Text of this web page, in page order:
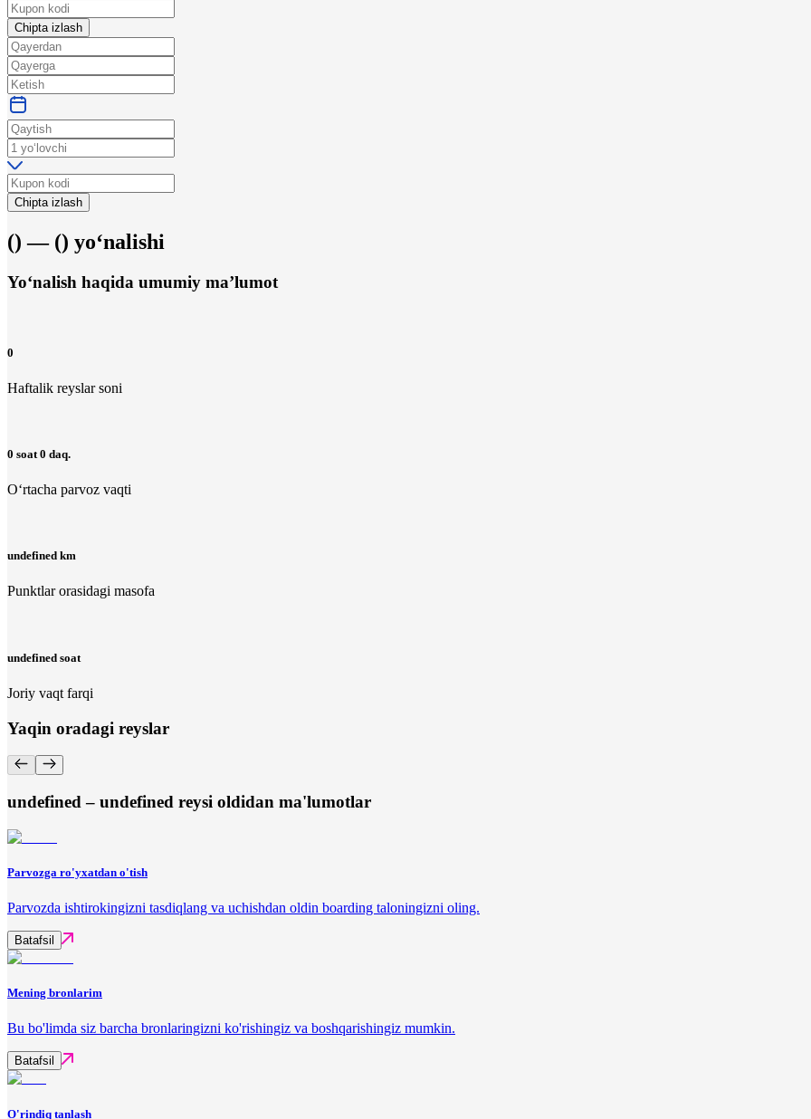
Chipta izlash
Chipta izlash
() — () yo‘nalishi
Yo‘nalish haqida umumiy ma’lumot
0
Haftalik reyslar soni
0 soat 0 daq.
O‘rtacha parvoz vaqti
undefined km
Punktlar orasidagi masofa
undefined soat
Joriy vaqt farqi
Yaqin oradagi reyslar
undefined – undefined reysi oldidan ma'lumotlar
Parvozga ro'yxatdan o'tish
Parvozda ishtirokingizni tasdiqlang va uchishdan oldin boarding taloningizni oling.
Batafsil
Mening bronlarim
Bu bo'limda siz barcha bronlaringizni ko'rishingiz va boshqarishingiz mumkin.
Batafsil
O'rindiq tanlash